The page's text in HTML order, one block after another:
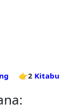
👉2